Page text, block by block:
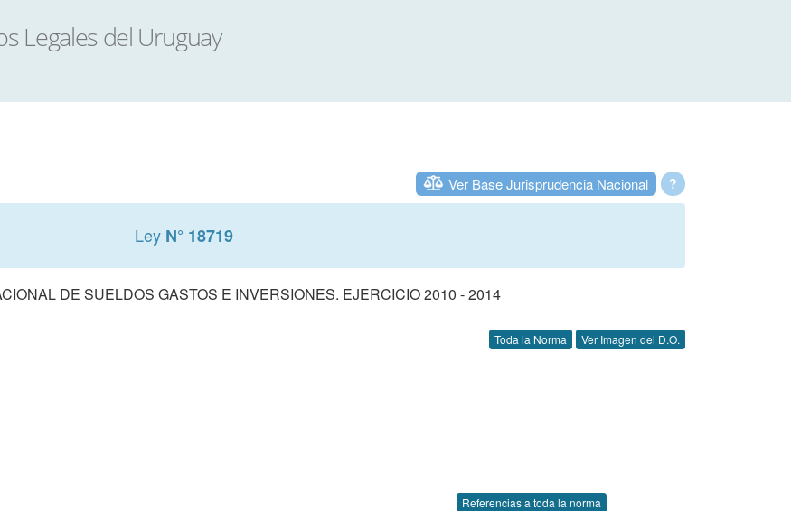
?
Ver Base Jurisprudencia Nacional
Ley N° 18719
DE SUELDOS GASTOS E INVERSIONES. EJERCICIO 2010 - 2014
Toda la Norma Ver Imagen del D.O.
Referencias a toda la norma